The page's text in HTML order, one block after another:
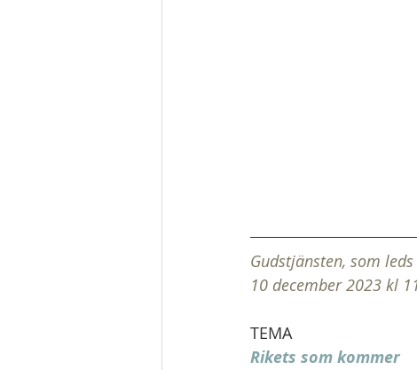
Gudstjänsten, som
10 december 2023 kl
TEMA
Rikets som kommer